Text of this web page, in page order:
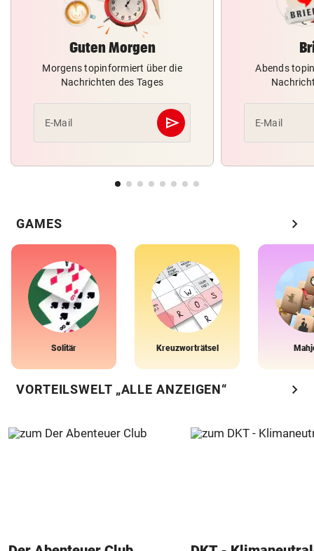
Guten Morgen
Morgens topinformiert über die
Nachrichten des Tages
E-Mail send
Abschicken
Abends
E-Mail
GAMES chevron_right
Solitär Kreuzworträtsel
VORTEILSWELT „ALLE ANZEIGEN“ chevron_right